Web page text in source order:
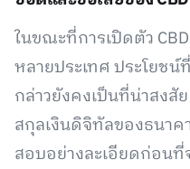
ในขณะที่การเปิดตัว
หลายประเทศ ประโยช
กล่าวยังคงเป็นที่น่าสงสั
สกุลเงินดิจิทัลของธนาค
สอบอย่างละเอียดก่อนที่